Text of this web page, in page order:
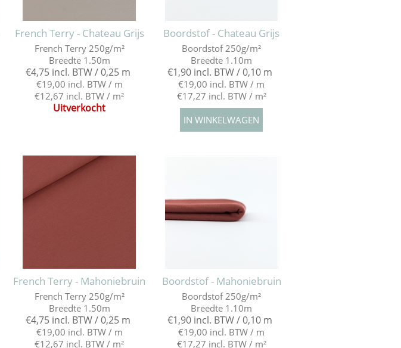
French Terry - Chateau Grijs
French Terry 250g/m²
Breedte 1.50m
€4,75 incl. BTW / 0,25 m
€19,00 incl. BTW / m
€12,67 incl. BTW / m²
Uitverkocht
Boordstof - Chateau Grijs
Boordstof 250g/m²
Breedte 1.10m
€1,90 incl. BTW / 0,10 m
€19,00 incl. BTW / m
€17,27 incl. BTW / m²
French Terry - Mahoniebruin
French Terry 250g/m²
Breedte 1.50m
€4,75 incl. BTW / 0,25 m
€19,00 incl. BTW / m
€12,67 incl. BTW / m²
Boordstof - Mahoniebruin
Boordstof 250g/m²
Breedte 1.10m
€1,90 incl. BTW / 0,10 m
€19,00 incl. BTW / m
€17,27 incl. BTW / m²